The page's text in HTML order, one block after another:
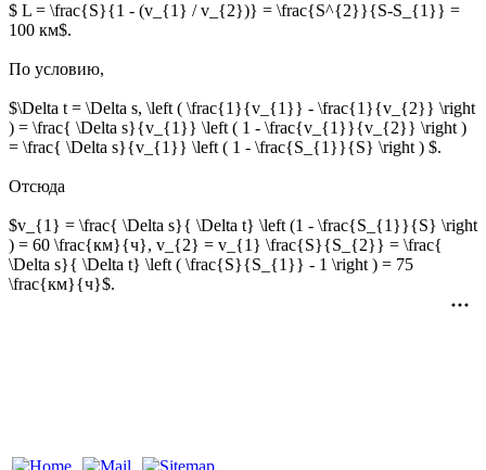
$ L = \frac{S}{1 - (v_{1} / v_{2})} = \frac{S^{2}}{S-S_{1}} =
100 км$.
По условию,
$\Delta t = \Delta s, \left ( \frac{1}{v_{1}} - \frac{1}{v_{2}} \right
) = \frac{ \Delta s}{v_{1}} \left ( 1 - \frac{v_{1}}{v_{2}} \right )
= \frac{ \Delta s}{v_{1}} \left ( 1 - \frac{S_{1}}{S} \right ) $.
Отсюда
$v_{1} = \frac{ \Delta s}{ \Delta t} \left (1 - \frac{S_{1}}{S} \right
) = 60 \frac{км}{ч}, v_{2} = v_{1} \frac{S}{S_{2}} = \frac{
\Delta s}{ \Delta t} \left ( \frac{S}{S_{1}} - 1 \right ) = 75
\frac{км}{ч}$.